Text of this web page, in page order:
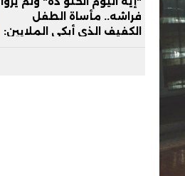
فراشه.. مأساة الطفل
الكفيف الذي أبكى الملايين: